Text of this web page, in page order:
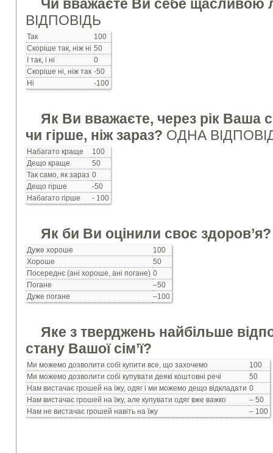
Чи вважаєте Ви себе
ВІДПОВІДЬ
Так
100
Скоріше так, ніж ні 50
І так, і ні
0
Скоріше ні, ніж так -50
Ні
-100
Як Ви вважаєте, через рік Ваша
чи гірше, ніж зараз? ОДНА
Набагато краще
100
Дещо краще
50
Так само, як зараз 0
Дещо гірше
-50
Набагато гірше
- 100
Як би Ви оцінили своє
Дуже хороше
100
Хороше
50
Посереднє (ані хороше, ані погане) 0
Погане
–50
Дуже погане
–100
Яке з тверджень найбільше
стану Вашої сім’ї?
Ми можемо дозволити собі купити все, що захочемо
100
Ми можемо дозволити собі купувати деякі коштовні речі
50
Нам вистачає грошей на їжу, одяг і ми можемо дещо відкладати 0
Нам вистачає грошей на їжу, але купувати одяг вже важко
– 50
Нам не вистачає грошей навіть на їжу
– 100